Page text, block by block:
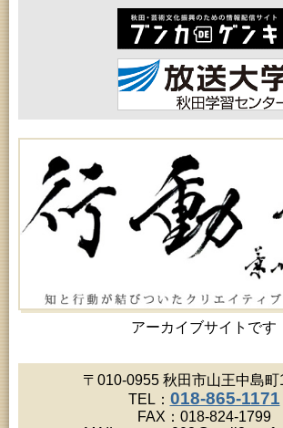
アーカイブサイトです
高齢者教育「秋田おもと高齢者大学
2026年08月18日 (秋田市)
女性教育「保戸野女性学級」
2026年08月18日 (秋田市)
高齢者教育「泉地区高齢者学級」
2026年08月18日 (秋田市)
乳幼児・青少年教育「おはなしの会
2026年08月18日 (秋田市)
乳幼児教育「ペンギン幼児学級」
2026年08月19日 (秋田市)
高齢者教育「北部高齢者大学」
2026年08月19日 (秋田市)
高齢者教育「川尻地区高齢者学級」
2026年08月19日 (秋田市)
女性教育「ひろば女性学級」
2026年08月19日 (秋田市)
成人教育「市民大学講座『佐竹史料
2026年08月20日 (秋田市)
女性教育「女性セミナー『ゆうわ』
2026年08月20日 (秋田市)
2026年08月20日 (秋田市)
女性教育「八橋ひまわり女性学級」
2026年08月20日 (秋田市)
乳幼児教育「カンガルー乳幼児学級
〒010-0955 秋田市山王中島
TEL： 018-865-1171
FAX：018-824-1799